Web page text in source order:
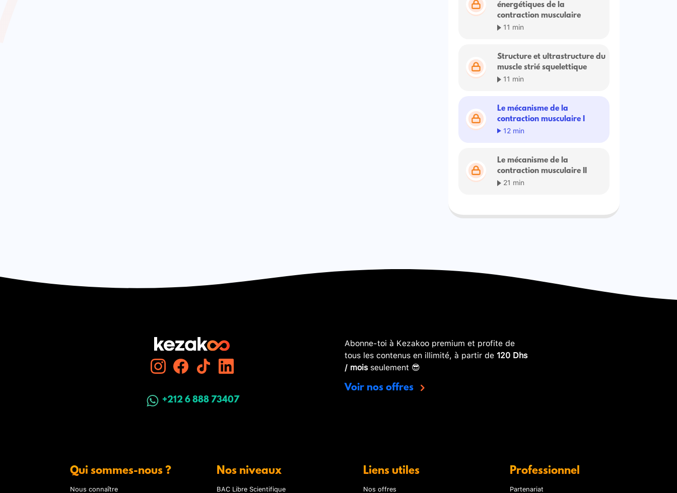
énergétiques de la
contraction musculaire
11 min
Structure et ultrastructure du
muscle strié squelettique
11 min
Le mécanisme de la
contraction musculaire I
12 min
Le mécanisme de la
contraction musculaire II
21 min
+212 6 888 73407
Abonne-toi à Kezakoo premium et profite de
tous les contenus en illimité, à partir de 120 Dhs
/ moisseulement 😎
Voir nos offres
Qui sommes-nous ?
Nous connaître
Nos niveaux
BAC Libre Scientifique
Liens utiles
Nos offres
Professionnel
Partenariat